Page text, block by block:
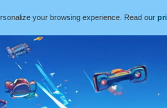
your browsing experience. Read our